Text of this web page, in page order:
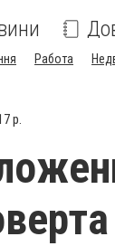
Работа
р.